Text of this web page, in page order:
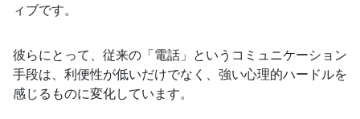
ィブです。
彼らにとって、従来の「電話」というコミュニケーション
手段は、利便性が低いだけでなく、強い心理的ハードルを
感じるものに変化しています。